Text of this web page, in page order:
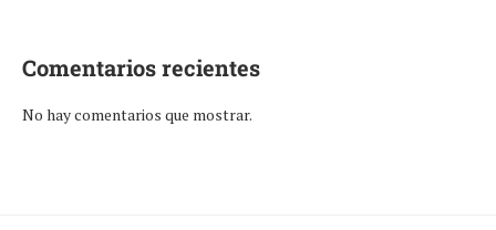
Comentarios recientes
No hay comentarios que mostrar.